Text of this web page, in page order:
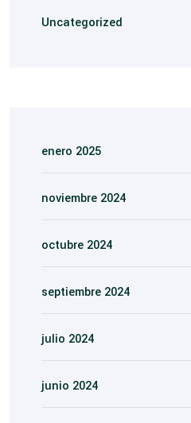
Uncategorized
enero 2025
noviembre 2024
octubre 2024
septiembre 2024
julio 2024
junio 2024